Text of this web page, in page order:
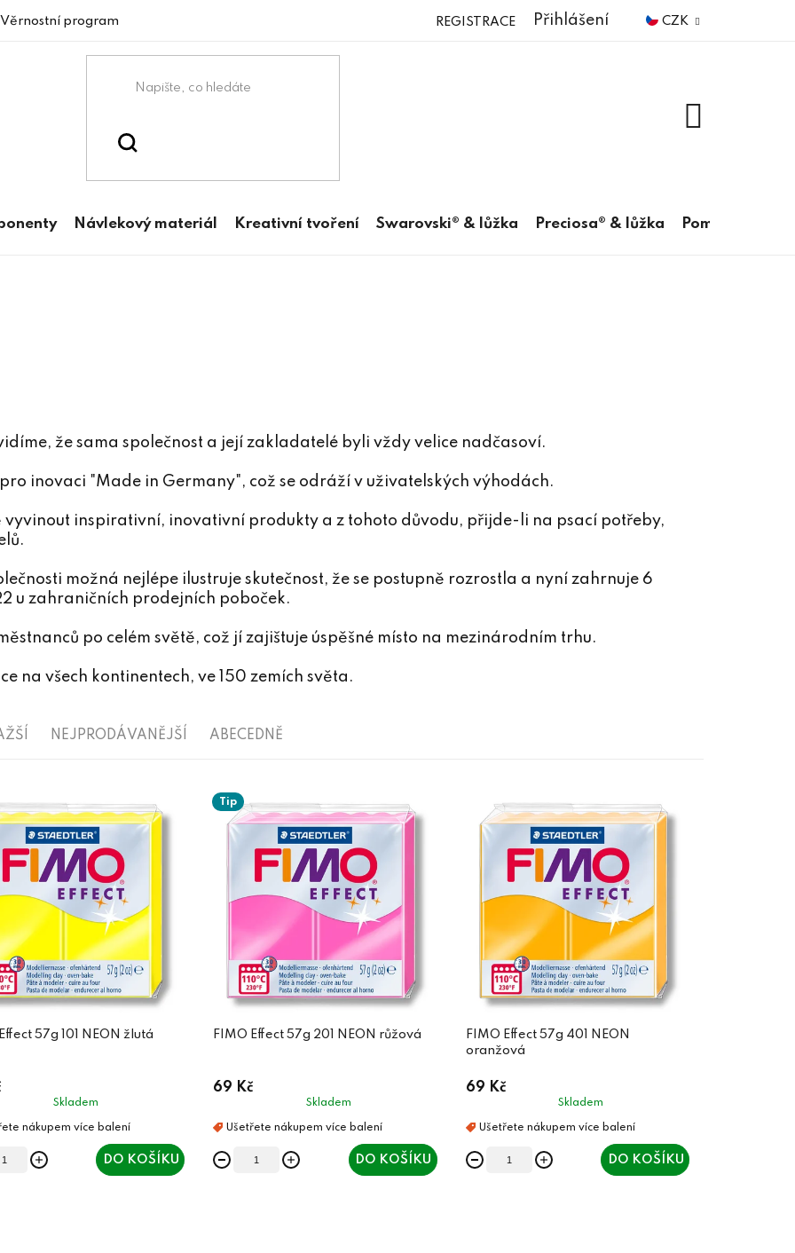
Věrnostní program CZK
Přihlášení
REGISTRACE
Návlekový materiál Kreativní tvoření Swarovski® & lůžka Preciosa® & lůžka Pomůcky
že sama společnost a její zakladatelé byli vždy velice nadčasoví.
pro inovaci "Made in Germany", což se odráží v uživatelských výhodách.
inspirativní, inovativní produkty a z tohoto důvodu, přijde-li na psací potřeby,
možná nejlépe ilustruje skutečnost, že se postupně rozrostla a nyní zahrnuje 6
u zahraničních prodejních poboček.
po celém světě, což jí zajištuje úspěšné místo na mezinárodním trhu.
na všech kontinentech, ve 150 zemích světa.
NEJPRODÁVANĚJŠÍ ABECEDNĚ
57g 101 NEON žlutá
Skladem
DO KOŠÍKU
Tip
FIMO Effect 57g 201 NEON růžová
69 Kč
Skladem
DO KOŠÍKU
FIMO Effect 57g 401 NEON
oranžová
69 Kč
Skladem
DO KOŠÍKU